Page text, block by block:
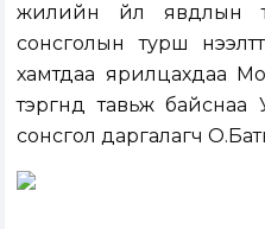
жилийн үйл явдлын
сонсголын турш
хамтдаа ярилцахдаа
тэргүүнд тавьж
сонсгол даргалагч